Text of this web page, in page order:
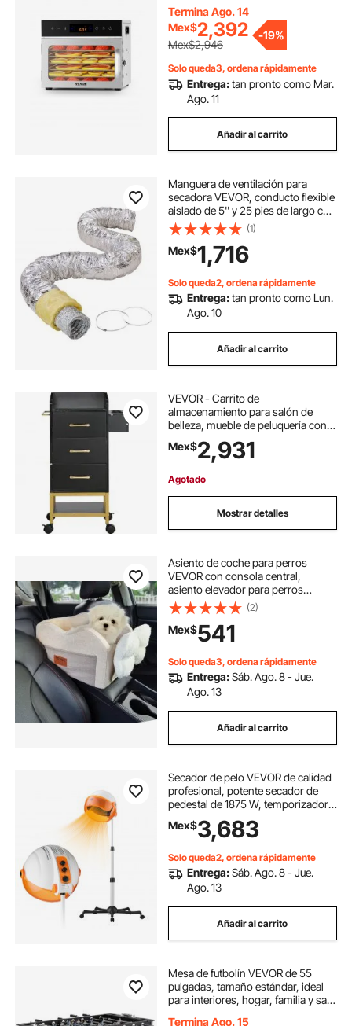
horas, liofilizador para carne seca,
frutas, verduras, hierbas y
golosinas para perros.
Termina Ago. 14
Mex$2,392
Mex$2,946
-19%
Solo queda3, ordena rápidamente
Entrega:tan pronto como Mar.
Ago. 11
Añadir al carrito
Manguera de ventilación para
secadora VEVOR, conducto flexible
aislado de 5'' y 25 pies de largo con
2 abrazaderas, protección de tres
capas resistente para sistemas de
climatización, calefacción,
refrigeración, ventilación y escape,
con resistencia al fuego R-4.2.
(1)
Mex$1,716
Solo queda2, ordena rápidamente
Entrega:tan pronto como Lun.
Ago. 10
Añadir al carrito
VEVOR - Carrito de
almacenamiento para salón de
belleza, mueble de peluquería con
tapa de cristal para estilistas, con
cajón y soporte para secador,
carrito de peluquería con ruedas de
MDF y 4 ruedas (2 con cerradura)
Mex$2,931
Agotado
Mostrar detalles
Asiento de coche para perros
VEVOR con consola central,
asiento elevador para perros
pequeños, asiento para mascotas
con reposabrazos, correa con clip,
correas ajustables, soporta hasta
3,6 kg, marrón claro
(2)
Mex$541
Solo queda3, ordena rápidamente
Entrega:Sáb. Ago. 8 - Jue.
Ago. 13
Añadir al carrito
Secador de pelo VEVOR de calidad
profesional, potente secador de
pedestal de 1875 W, temporizador
ajustable y 3 opciones de
calor/velocidad, base móvil con
ruedas para uso en salón y hogar.
Mex$3,683
Solo queda2, ordena rápidamente
Entrega:Sáb. Ago. 8 - Jue.
Ago. 13
Añadir al carrito
Mesa de futbolín VEVOR de 55
pulgadas, tamaño estándar, ideal
para interiores, hogar, familia y sala
Termina Ago. 15